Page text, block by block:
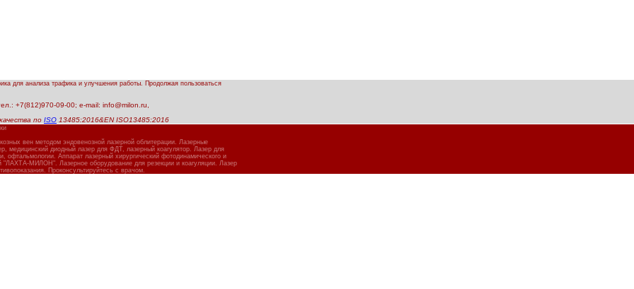
для анализа трафика и улучшения работы. Продолжая пользоваться
+7(812)970-09-00; e-mail: info@milon.ru,
по ISO 13485:2016&EN ISO13485:2016
вен методом эндовенозной лазерной облитерации. Лазерные
диодный лазер для ФДТ, лазерный коагулятор. Лазер для
офтальмологии. Аппарат лазерный хирургический фотодинамического и
"ЛАХТА-МИЛОН". Лазерное оборудование для резекции и коагуляции. Лазер
Проконсультируйтесь с врачом.